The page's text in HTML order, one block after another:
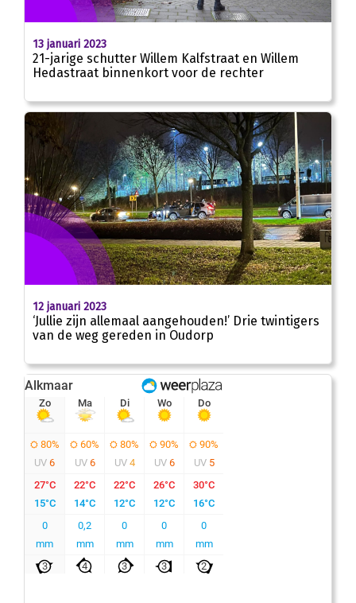
13 januari 2023
21-jarige schutter Willem Kalfstraat en Willem
Hedastraat binnenkort voor de rechter
12 januari 2023
‘Jullie zijn allemaal aangehouden!’ Drie twintigers
van de weg gereden in Oudorp